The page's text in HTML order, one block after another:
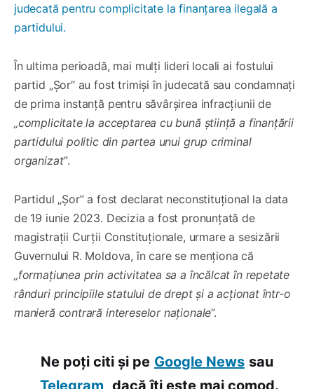
judecată pentru complicitate la finanțarea ilegală a
partidului.
În ultima perioadă, mai mulți lideri locali ai fostului
partid „Șor” au fost trimiși în judecată sau condamnați
de prima instanță pentru săvârșirea infracțiunii de
„complicitate la acceptarea cu bună știință a finanțării
partidului politic din partea unui grup criminal
organizat”.
Partidul „Șor” a fost declarat neconstituțional la data
de 19 iunie 2023. Decizia a fost pronunțată de
magistrații Curții Constituționale, urmare a sesizării
Guvernului R. Moldova, în care se menționa că
„formațiunea prin activitatea sa a încălcat în repetate
rânduri principiile statului de drept și a acționat într-o
manieră contrară intereselor naționale”.
Ne poți citi și pe Google News sau
Telegram, dacă îți este mai comod.